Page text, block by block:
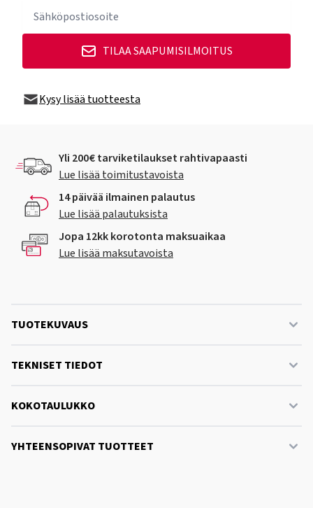
TILAA SAAPUMISILMOITUS
Kysy lisää tuotteesta
Yli 200€ tarviketilaukset rahtivapaasti
Lue lisää toimitustavoista
14 päivää ilmainen palautus
Lue lisää palautuksista
Jopa 12kk korotonta maksuaikaa
Lue lisää maksutavoista
TUOTEKUVAUS
TEKNISET TIEDOT
KOKOTAULUKKO
YHTEENSOPIVAT TUOTTEET